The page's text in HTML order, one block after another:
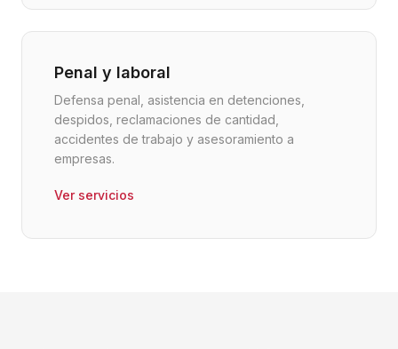
Penal y laboral
Defensa penal, asistencia en detenciones,
despidos, reclamaciones de cantidad,
accidentes de trabajo y asesoramiento a
empresas.
Ver servicios